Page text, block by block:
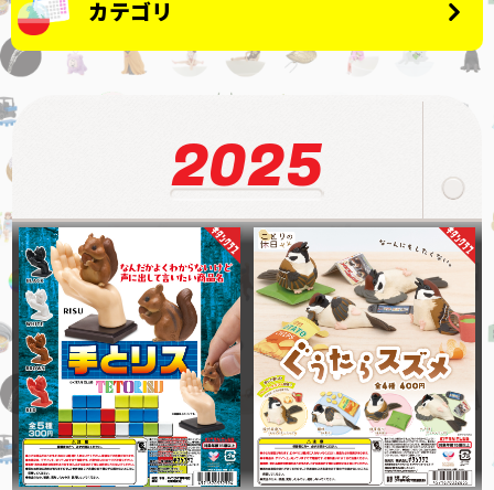
カテゴリ
キタンクラブオリジナル
企業コラボ
キャラクター
ムーミン
ポケモン
コウペンちゃん
可愛い嘘のカワウソ
アーティスト
コップのフチ子
PUTITTO
ねこのかぶりもの
座るシリーズ
シリーズ生きる
2025